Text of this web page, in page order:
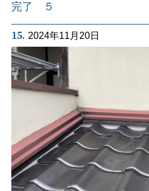
完了 ５
15. 2024年11月20日